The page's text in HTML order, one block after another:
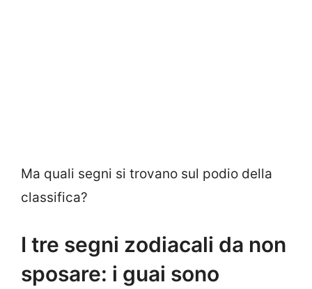
Ma quali segni si trovano sul podio della
classifica?
I tre segni zodiacali da non
sposare: i guai sono